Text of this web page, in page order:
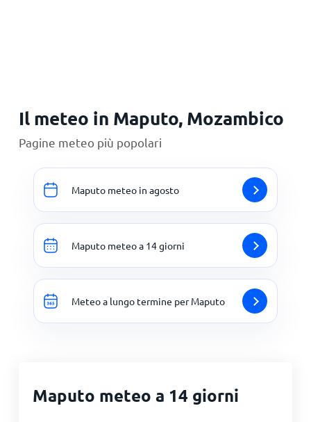
Il meteo in Maputo, Mozambico
Pagine meteo più popolari
Maputo meteo in agosto
Maputo meteo a 14 giorni
Meteo a lungo termine per Maputo
Maputo meteo a 14 giorni